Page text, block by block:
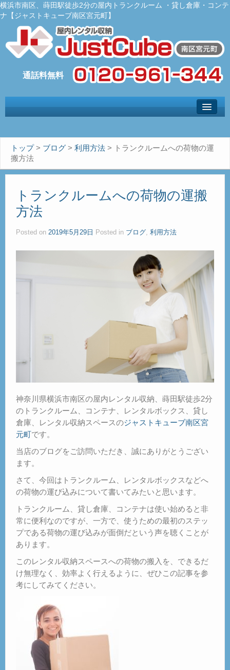
横浜市南区、蒔田駅徒歩2分の屋内トランクルーム ・貸し倉庫・コンテ
ナ【ジャストキューブ南区宮元町】
トップ
– Top –
ご利用案内
– User guide –
サイズ料金
ご見学
ご契約の流れ
お問合せ
– Query –
トップ> ブログ > 利用方法 > トランクルームへの荷物の運
搬方法
トランクルームへの荷物の運搬
方法
Posted on 2019年5月29日 Posted in ブログ, 利用方法
神奈川県横浜市南区の屋内レンタル収納、蒔田駅徒歩2分
のトランクルーム、コンテナ、レンタルボックス、貸し
倉庫、レンタル収納スペースのジャストキューブ南区宮
元町です。
当店のブログをご訪問いただき、誠にありがとうござい
ます。
さて、今回はトランクルーム、レンタルボックスなどへ
の荷物の運び込みについて書いてみたいと思います。
トランクルーム、貸し倉庫、コンテナは使い始めると非
常に便利なのですが、一方で、使うための最初のステッ
プである荷物の運び込みが面倒だという声を聴くことが
あります。
このレンタル収納スペースへの荷物の搬入を、できるだ
け無理なく、効率よく行えるように、ぜひこの記事を参
考にしてみてください。